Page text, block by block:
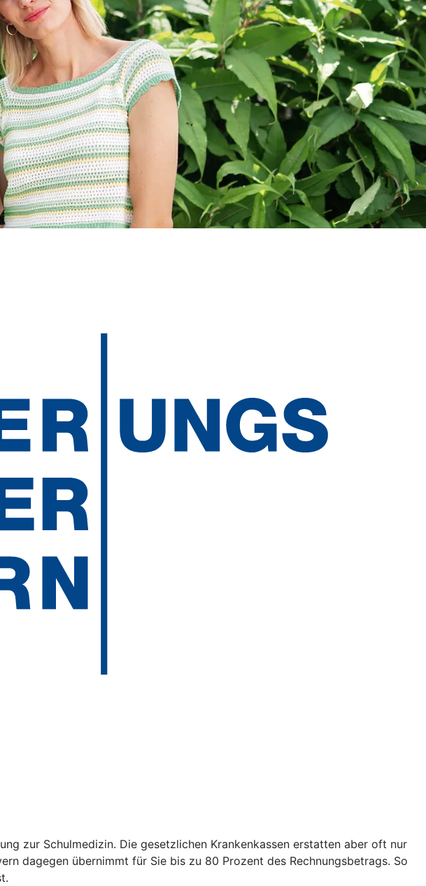
zur Schulmedizin. Die gesetzlichen Krankenkassen erstatten aber oft nur
dagegen übernimmt für Sie bis zu 80 Prozent des Rechnungsbetrags. So